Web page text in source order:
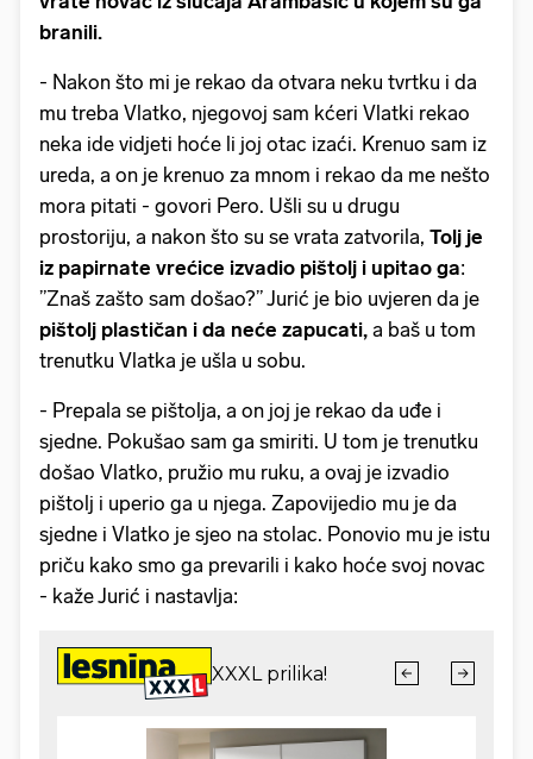
branili.
- Nakon što mi je rekao da otvara neku tvrtku i da
mu treba Vlatko, njegovoj sam kćeri Vlatki rekao
neka ide vidjeti hoće li joj otac izaći. Krenuo sam iz
ureda, a on je krenuo za mnom i rekao da me nešto
mora pitati - govori Pero. Ušli su u drugu
prostoriju, a nakon što su se vrata zatvorila, Tolj je
iz papirnate vrećice izvadio pištolj i upitao ga:
”Znaš zašto sam došao?” Jurić je bio uvjeren da je
pištolj plastičan i da neće zapucati, a baš u tom
trenutku Vlatka je ušla u sobu.
- Prepala se pištolja, a on joj je rekao da uđe i
sjedne. Pokušao sam ga smiriti. U tom je trenutku
došao Vlatko, pružio mu ruku, a ovaj je izvadio
pištolj i uperio ga u njega. Zapovijedio mu je da
sjedne i Vlatko je sjeo na stolac. Ponovio mu je istu
priču kako smo ga prevarili i kako hoće svoj novac
- kaže Jurić i nastavlja: